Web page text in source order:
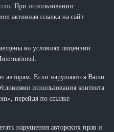
. При использовании
активная ссылка на сайт
на условиях лицензии
авторам. Если нарушаются Ваши
использования контента
перейдя по ссылке
нарушения авторских прав и